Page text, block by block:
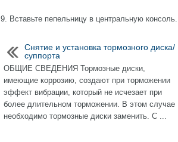
9. Вставьте пепельницу в центральную консоль.
Снятие и установка тормозного диска/
суппорта
ОБЩИЕ СВЕДЕНИЯ Тормозные диски,
имеющие коррозию, создают при торможении
эффект вибрации, который не исчезает при
более длительном торможении. В этом случае
необходимо тормозные диски заменить. С ...